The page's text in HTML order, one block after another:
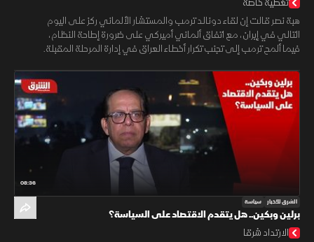
هبة نصر قالت إن لقاء دونالد ترمب والمستشار الألماني ركز على اليوم
التالي في إيران، مع اتفاق ألماني أميركي على ضرورة إطاحة النظام،
فيما ألمح ترمب إلى تجنب تكرار أخطاء العراق في إدارة المرحلة المقبلة.
08:36
الشرق للأخبار سياسة
برلين وبكين.. هل يتقدم الاقتصاد على السياسة؟
الارتداد شرقا